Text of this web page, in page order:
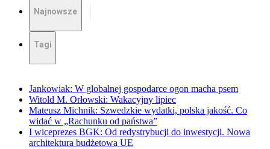
Najnowsze
Tagi
Jankowiak: W globalnej gospodarce ogon macha psem
Witold M. Orłowski: Wakacyjny lipiec
Mateusz Michnik: Szwedzkie wydatki, polska jakość. Co
widać w „Rachunku od państwa”
I wiceprezes BGK: Od redystrybucji do inwestycji. Nowa
architektura budżetowa UE